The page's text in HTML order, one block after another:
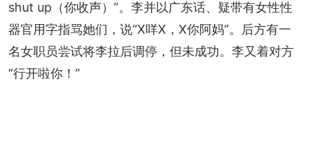
shut up（你收声）”。李并以广东话、疑带有女性性
器官用字指骂她们，说“X咩X，X你阿妈”。后方有一
名女职员尝试将李拉后调停，但未成功。李又着对方
“行开啦你！”